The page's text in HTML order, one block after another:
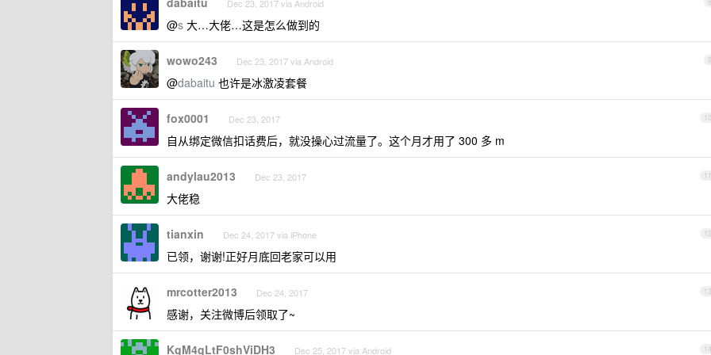
Dec 23, 2017 via Android
@s 大…大佬…这是怎么做到的
9
wowo243 Dec 23, 2017 via Android
@dabaitu 也许是冰激凌套餐
10
fox0001 Dec 23, 2017
自从绑定微信扣话费后，就没操心过流量了。这个月才用了 300 多 m
11
andylau2013 Dec 23, 2017
大佬稳
12
tianxin Dec 24, 2017 via iPhone
已领，谢谢!正好月底回老家可以用
13
mrcotter2013 Dec 24, 2017
感谢，关注微博后领取了~
14
KgM4gLtF0shViDH3 Dec 25, 2017 via Android